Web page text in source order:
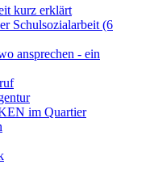
kurz erklärt
Schulsozialarbeit (6
ansprechen - ein
im Quartier